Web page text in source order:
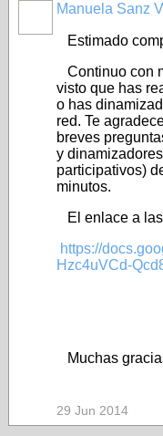
Manuela Sanz
Estimado
Continuo con
visto que has
o has
red. Te
breves
y
participativos)
minutos.
El enlace a
https://
Hzc4uVCd-
Muchas
29 Jun 2014